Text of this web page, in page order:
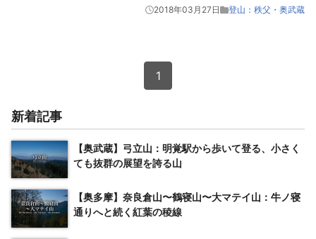
2018年03月27日 登山：秩父・奥武蔵
1
新着記事
【奥武蔵】弓立山：明覚駅から歩いて登る、小さく
ても抜群の展望を誇る山
【奥多摩】奈良倉山〜鶴寝山〜大マテイ山：牛ノ寝
通りへと続く紅葉の稜線